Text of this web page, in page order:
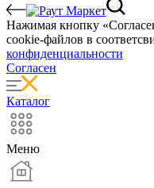
Нажимая кнопку
cookie-файлов в
конфиденциальности
Согласен
Каталог
Меню